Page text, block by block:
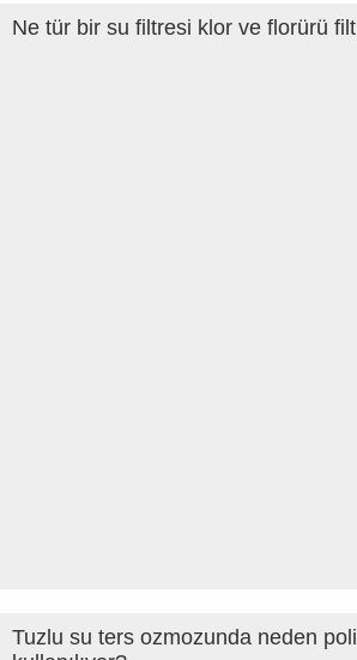
Ne tür bir su filtresi klor ve florürü
Tuzlu su ters ozmozunda neden